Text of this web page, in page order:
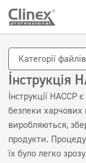
Категорії товарів
Категорії товарів
Економічна лінійка
Підлоги
Кухні та
Миються
Для вашої галузі
Горець
Клінінгові компанії
Краса
Завантажити
Категорії
Інструкція
Інструкції
безпеки харчових
виробляються,
продукти.
їх було легко